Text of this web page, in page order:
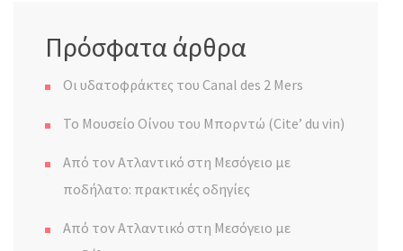
Πρόσφατα άρθρα
Οι υδατοφράκτες του Canal des 2 Mers
Το Μουσείο Οίνου του Μπορντώ (Cite’ du vin)
Από τον Ατλαντικό στη Μεσόγειο με
ποδήλατο: πρακτικές οδηγίες
Από τον Ατλαντικό στη Μεσόγειο με